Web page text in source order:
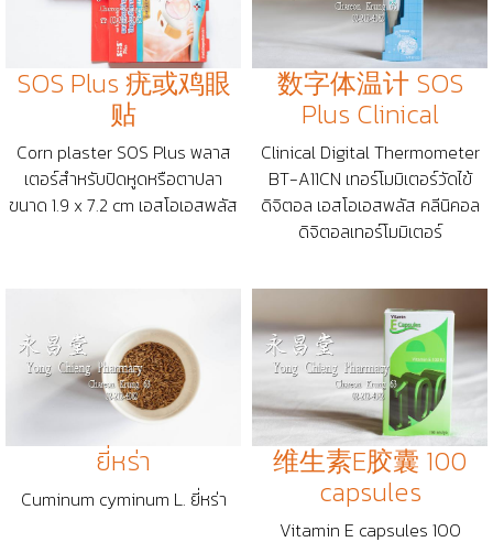
SOS Plus 疣或鸡眼
贴
Corn plaster SOS Plus พลาส
เตอร์สำหรับปิดหูดหรือตาปลา
ขนาด 1.9 x 7.2 cm เอสโอเอสพลัส
数字体温计 SOS
Plus Clinical
Clinical Digital Thermometer
BT-A11CN เทอร์โมมิเตอร์วัดไข้
ดิจิตอล เอสโอเอสพลัส คลีนิคอล
ดิจิตอลเทอร์โมมิเตอร์
ยี่หร่า
Cuminum cyminum L. ยี่หร่า
维生素E胶囊 100
capsules
Vitamin E capsules 100